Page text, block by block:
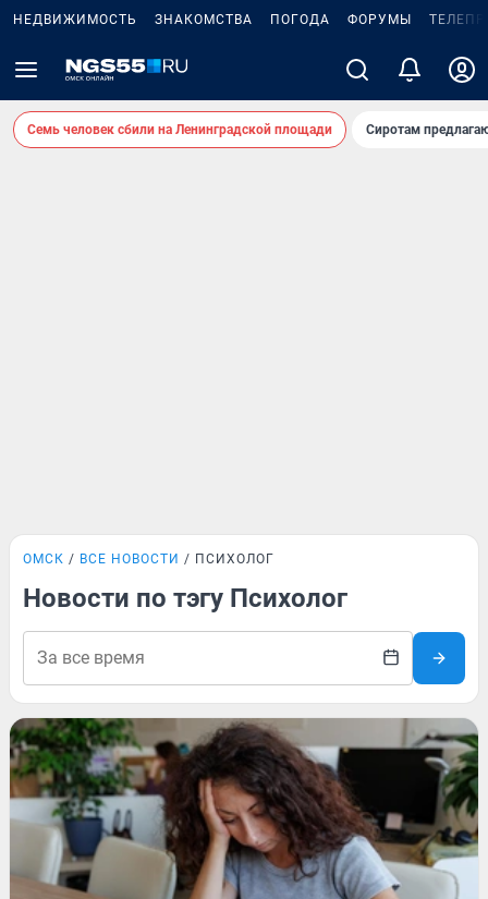
НЕДВИЖИМОСТЬ ЗНАКОМСТВА ПОГОДА ФОРУМЫ
Семь человек сбили на Ленинградской площади Сиротам
ОМСК ВСЕ НОВОСТИ ПСИХОЛОГ
Новости по тэгу Психолог